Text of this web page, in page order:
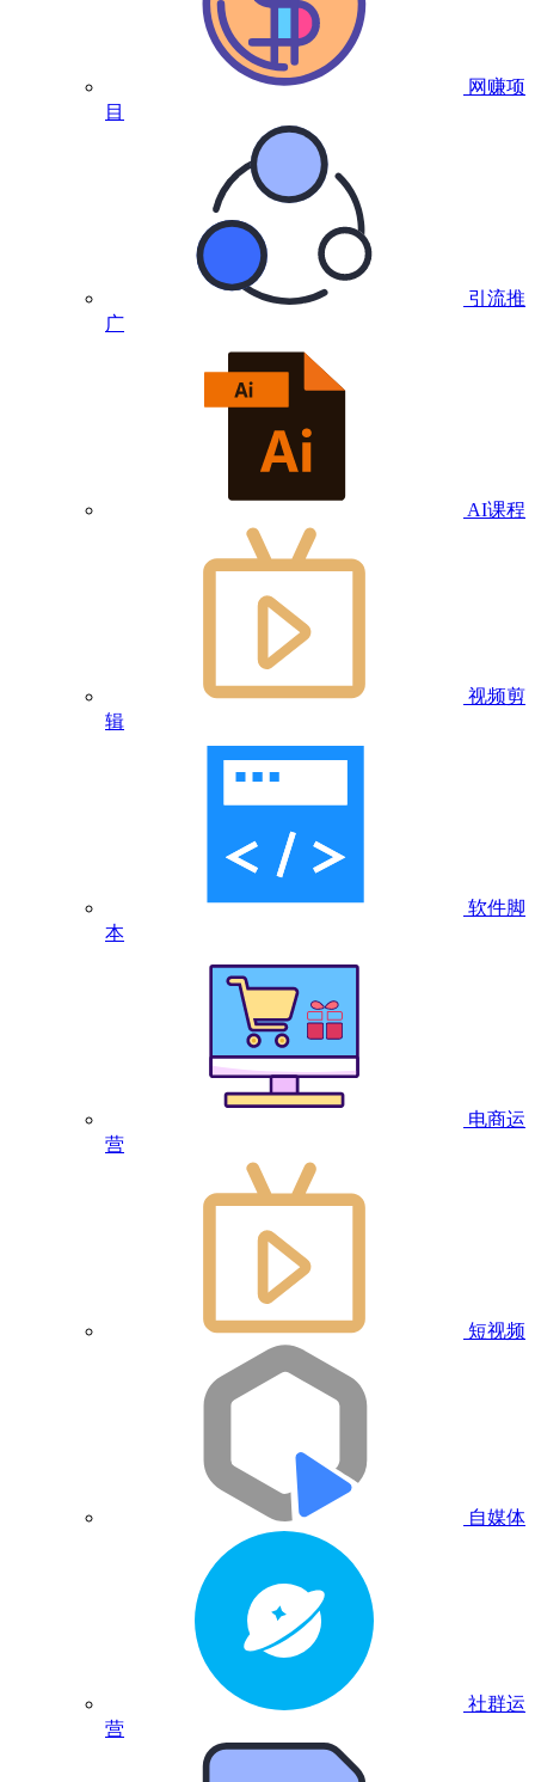
网赚项
目
引流推
广
AI课程
视频剪
辑
软件脚
本
电商运
营
短视频
自媒体
社群运
营